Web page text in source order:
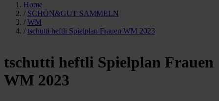
Home
/ SCHÖN&GUT SAMMELN
/ WM
/ tschutti heftli Spielplan Frauen WM 2023
tschutti heftli Spielplan Frauen
WM 2023